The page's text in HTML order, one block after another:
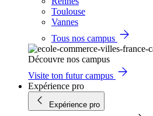
Toulouse
Vannes
Tous nos campus
Découvre nos campus
Visite ton futur campus
Expérience pro
Expérience pro